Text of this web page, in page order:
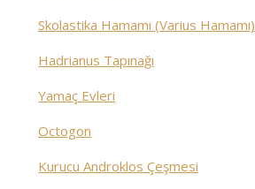
Skolastika Hamamı (Varius Hamamı)
Hadrianus Tapınağı
Yamaç Evleri
Octogon
Kurucu Androklos Çeşmesi